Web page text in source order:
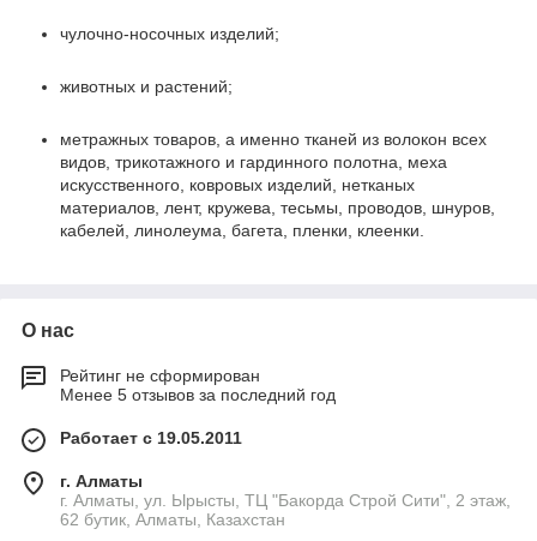
чулочно-носочных изделий;
животных и растений;
метражных товаров, а именно тканей из волокон всех
видов, трикотажного и гардинного полотна, меха
искусственного, ковровых изделий, нетканых
материалов, лент, кружева, тесьмы, проводов, шнуров,
кабелей, линолеума, багета, пленки, клеенки.
О нас
Рейтинг не сформирован
Менее 5 отзывов за последний год
Работает с 19.05.2011
г. Алматы
г. Алматы, ул. Ырысты, ТЦ "Бакорда Строй Сити", 2 этаж,
62 бутик, Алматы, Казахстан